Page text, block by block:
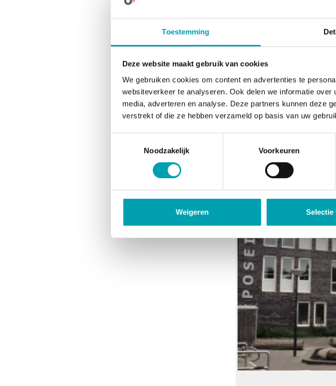
Toestemming
Deze website maakt gebruik van cookies
We gebruiken cookies om content en advertenties te
websiteverkeer te analyseren. Ook delen we informatie
media, adverteren en analyse. Deze partners kunnen deze
verstrekt of die ze hebben verzameld op basis van uw
Noodzakelijk
Voorkeuren
Weigeren Selectie
Direct inschrijven
Dat kan! Neem contact
rondleiding. Laat je